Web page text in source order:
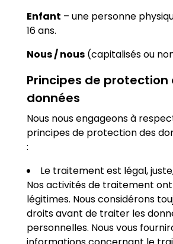
Enfant – une personne
16 ans.
Nous / nous (capitalisés ou
Principes de protection
données
Nous nous engageons à
principes de protection des
:
Le traitement est légal,
Nos activités de traitement
légitimes. Nous considérons
droits avant de traiter les
personnelles. Nous vous